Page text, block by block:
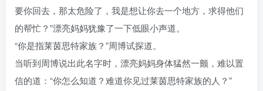
要你回去，那太危险了，我是想让你去一个地方，求得他们
的帮忙？”漂亮妈妈犹豫了一下低眼小声道。
“你是指莱茵思特家族？”周博试探道。
当听到周博说出此名字时，漂亮妈妈身体猛然一颤，难以置
信的道：“你怎么知道？难道你见过莱茵思特家族的人？”